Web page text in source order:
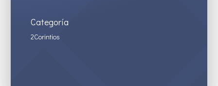
Categoría
2Corintios